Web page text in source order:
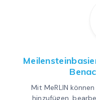
Mit MeRLIN
hinzufügen,